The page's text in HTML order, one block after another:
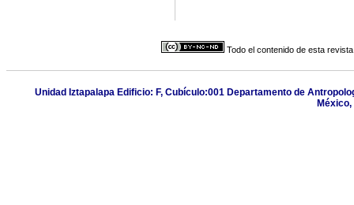
Todo el contenido de esta
Unidad Iztapalapa Edificio: F, Cubículo:001 Departamento de
México,